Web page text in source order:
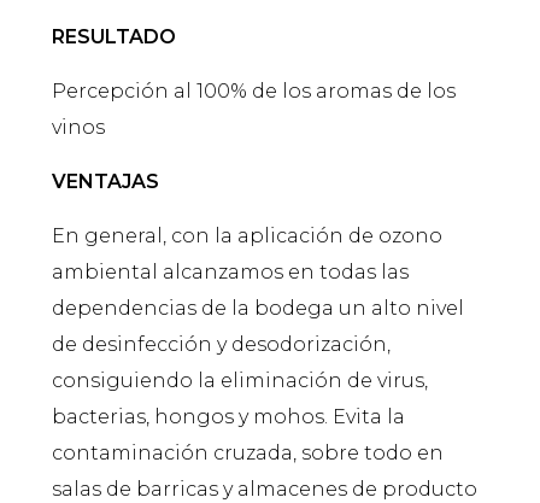
RESULTADO
Percepción al 100% de los aromas de los
vinos
VENTAJAS
En general, con la aplicación de ozono
ambiental alcanzamos en todas las
dependencias de la bodega un alto nivel
de desinfección y desodorización,
consiguiendo la eliminación de virus,
bacterias, hongos y mohos. Evita la
contaminación cruzada, sobre todo en
salas de barricas y almacenes de producto